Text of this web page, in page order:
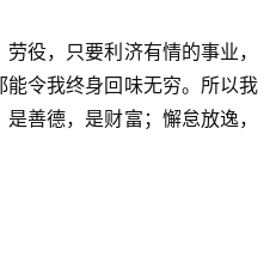
役，只要利济有情的事业，
令我终身回味无穷。所以我
善德，是财富；懈怠放逸，